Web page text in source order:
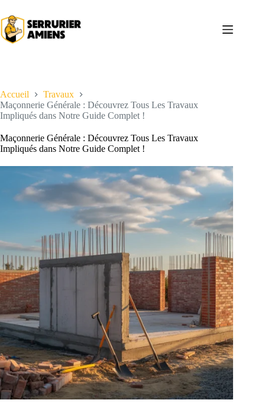
au
contenu
Accueil
Travaux
Maçonnerie Générale : Découvrez Tous Les Travaux
Impliqués dans Notre Guide Complet !
Maçonnerie Générale : Découvrez Tous Les Travaux
Impliqués dans Notre Guide Complet !